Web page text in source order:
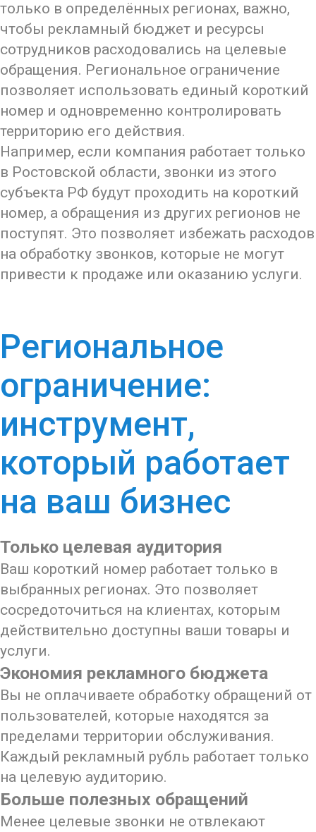
только в определённых регионах, важно,
чтобы рекламный бюджет и ресурсы
сотрудников расходовались на целевые
обращения. Региональное ограничение
позволяет использовать единый короткий
номер и одновременно контролировать
территорию его действия.
Например, если компания работает только
в Ростовской области, звонки из этого
субъекта РФ будут проходить на короткий
номер, а обращения из других регионов не
поступят. Это позволяет избежать расходов
на обработку звонков, которые не могут
привести к продаже или оказанию услуги.
Региональное
ограничение:
инструмент,
который работает
на ваш бизнес
Только целевая аудитория
Ваш короткий номер работает только в
выбранных регионах. Это позволяет
сосредоточиться на клиентах, которым
действительно доступны ваши товары и
услуги.
Экономия рекламного бюджета
Вы не оплачиваете обработку обращений от
пользователей, которые находятся за
пределами территории обслуживания.
Каждый рекламный рубль работает только
на целевую аудиторию.
Больше полезных обращений
Менее целевые звонки не отвлекают